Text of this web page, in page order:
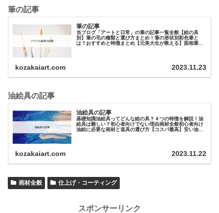
筆の記事
筆の記事
当ブログ「アートと日常」の筆の記事一覧全般【絵の具
別】筆の毛の種類と選び方まとめ！筆の形状別彩色筆と
は？おすすめと特徴まとめ【元美大生が教える】面相筆と
kozakaiart.com 2023.11.23
油絵具の記事
油絵具の記事
基礎知識油絵具ってどんな絵の具？４つの特徴を解説！油
絵具は難しい？初心者向けでない理由画材全般初心者向け
油絵に必要な画材と道具の選び方【コスパ最高】安い油絵
kozakaiart.com 2023.11.22
画材全般 仕上げ・コーティング
スポンサーリンク